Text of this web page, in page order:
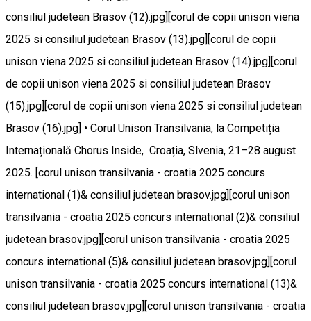
consiliul judetean Brasov (12).jpg][corul de copii unison viena
2025 si consiliul judetean Brasov (13).jpg][corul de copii
unison viena 2025 si consiliul judetean Brasov (14).jpg][corul
de copii unison viena 2025 si consiliul judetean Brasov
(15).jpg][corul de copii unison viena 2025 si consiliul judetean
Brasov (16).jpg] • Corul Unison Transilvania, la Competiția
Internațională Chorus Inside, Croația, Slvenia, 21–28 august
2025. [corul unison transilvania - croatia 2025 concurs
international (1)& consiliul judetean brasov.jpg][corul unison
transilvania - croatia 2025 concurs international (2)& consiliul
judetean brasov.jpg][corul unison transilvania - croatia 2025
concurs international (5)& consiliul judetean brasov.jpg][corul
unison transilvania - croatia 2025 concurs international (13)&
consiliul judetean brasov.jpg][corul unison transilvania - croatia